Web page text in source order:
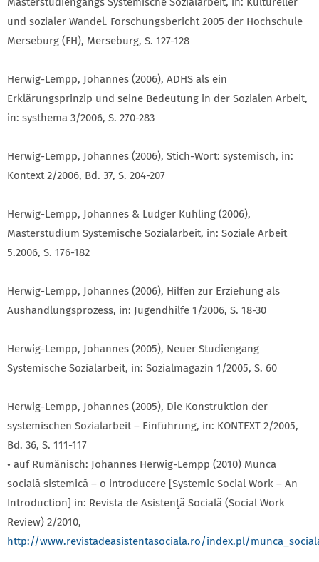
und sozialer Wandel. Forschungsbericht 2005 der Hochschule
Merseburg (FH), Merseburg, S. 127-128
Herwig-Lempp, Johannes (2006), ADHS als ein
Erklärungsprinzip und seine Bedeutung in der Sozialen Arbeit,
in: systhema 3/2006, S. 270-283
Herwig-Lempp, Johannes (2006), Stich-Wort: systemisch, in:
Kontext 2/2006, Bd. 37, S. 204-207
Herwig-Lempp, Johannes & Ludger Kühling (2006),
Masterstudium Systemische Sozialarbeit, in: Soziale Arbeit
5.2006, S. 176-182
Herwig-Lempp, Johannes (2006), Hilfen zur Erziehung als
Aushandlungsprozess, in: Jugendhilfe 1/2006, S. 18-30
Herwig-Lempp, Johannes (2005), Neuer Studiengang
Systemische Sozialarbeit, in: Sozialmagazin 1/2005, S. 60
Herwig-Lempp, Johannes (2005), Die Konstruktion der
systemischen Sozialarbeit – Einführung, in: KONTEXT 2/2005,
Bd. 36, S. 111-117
• auf Rumänisch: Johannes Herwig-Lempp (2010) Munca
socială sistemică – o introducere [Systemic Social Work – An
Introduction] in: Revista de Asistenţă Socială (Social Work
Review) 2/2010,
http://www.revistadeasistentasociala.ro/index.pl/